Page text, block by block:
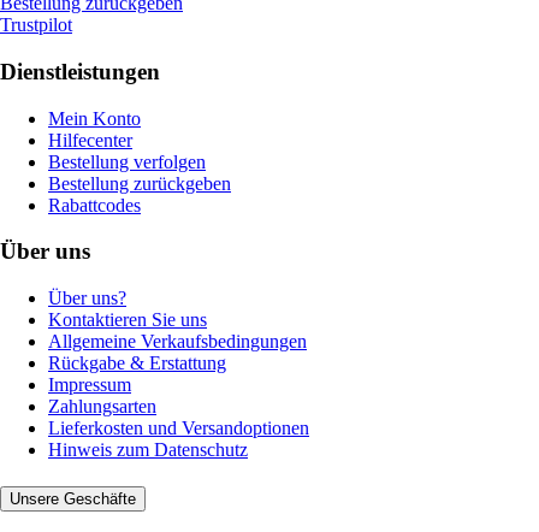
Trustpilot
Dienstleistungen
Mein Konto
Hilfecenter
Bestellung verfolgen
Bestellung zurückgeben
Rabattcodes
Über uns
Über uns?
Kontaktieren Sie uns
Allgemeine Verkaufsbedingungen
Rückgabe & Erstattung
Impressum
Zahlungsarten
Lieferkosten und Versandoptionen
Hinweis zum Datenschutz
Unsere Geschäfte